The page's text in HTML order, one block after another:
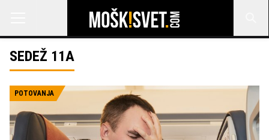
SEDEŽ 11A
POTOVANJA